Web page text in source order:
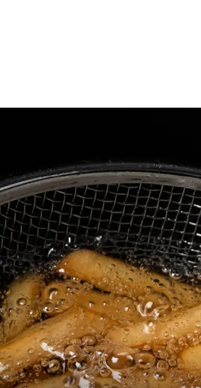
für Verbraucher
mit Referenzprodukten